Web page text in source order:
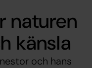
naturen
känsla
och hans